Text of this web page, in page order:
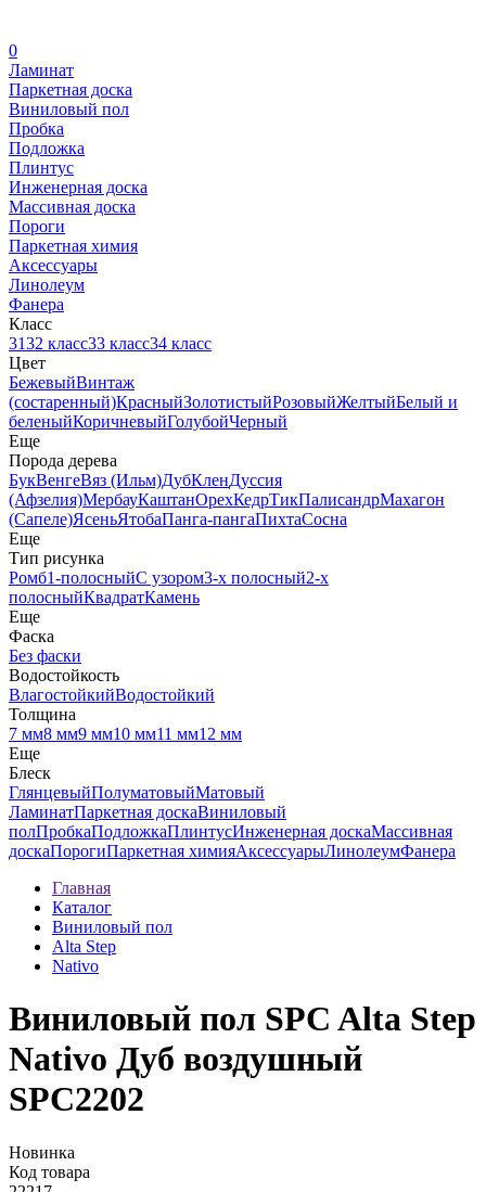
0
Ламинат
Паркетная доска
Виниловый пол
Пробка
Подложка
Плинтус
Инженерная доска
Массивная доска
Пороги
Паркетная химия
Аксессуары
Линолеум
Фанера
Класс
3132 класс33 класс34 класс
Цвет
БежевыйВинтаж
(состаренный)КрасныйЗолотистыйРозовыйЖелтыйБелый и
беленыйКоричневыйГолубойЧерный
Еще
Порода дерева
БукВенгеВяз (Ильм)ДубКленДуссия
(Афзелия)МербауКаштанОрехКедрТикПалисандрМахагон
(Сапеле)ЯсеньЯтобаПанга-пангаПихтаСосна
Еще
Тип рисунка
Ромб1-полосныйС узором3-х полосный2-х
полосныйКвадратКамень
Еще
Фаска
Без фаски
Водостойкость
ВлагостойкийВодостойкий
Толщина
7 мм8 мм9 мм10 мм11 мм12 мм
Еще
Блеск
ГлянцевыйПолуматовыйМатовый
ЛаминатПаркетная доскаВиниловый
полПробкаПодложкаПлинтусИнженерная доскаМассивная
доскаПорогиПаркетная химияАксессуарыЛинолеумФанера
Главная
Каталог
Виниловый пол
Alta Step
Nativo
Виниловый пол SPC Alta Step
Nativo Дуб воздушный
SPC2202
Новинка
Код товара